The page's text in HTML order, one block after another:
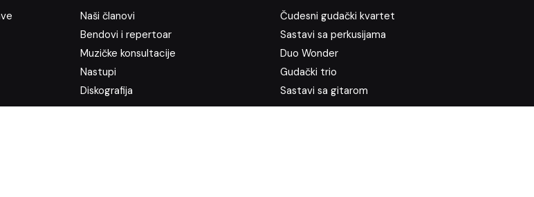
Sledeće
Malera
Naši članovi
Bendovi i repertoar
Muzičke konsultacije
Nastupi
Diskografija
Čudesni gudački kvartet
Sastavi sa perkusijama
Duo Wonder
Gudački trio
Sastavi sa gitarom